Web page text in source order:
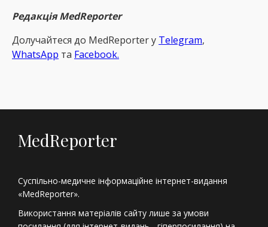
Редакція MedReporter
Долучайтеся до MedReрorter у Telegram,
WhatsApp та Facebook.
MedReporter
Суспільно-медичне інформаційне інтернет-видання
«MedReporter».
Використання матеріалів сайту лише за умови